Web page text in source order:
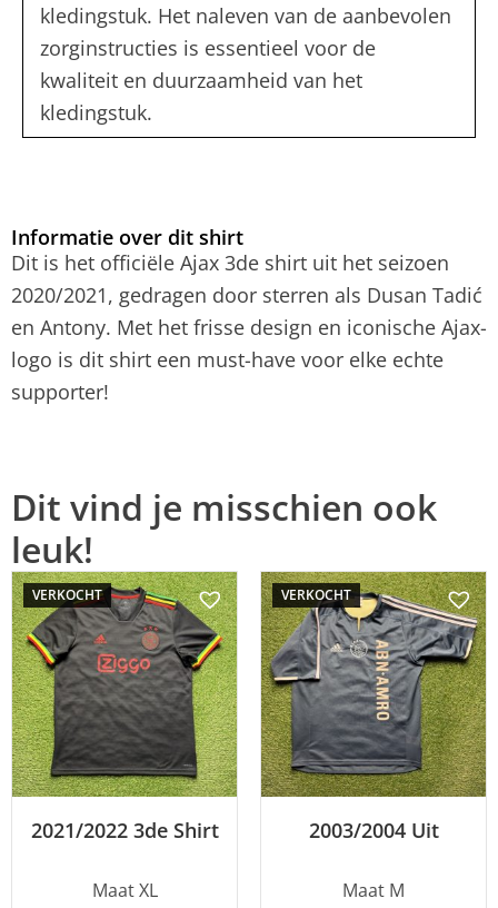
kledingstuk. Het naleven van de aanbevolen
zorginstructies is essentieel voor de
kwaliteit en duurzaamheid van het
kledingstuk.
Informatie over dit shirt
Dit is het officiële Ajax 3de shirt uit het seizoen
2020/2021, gedragen door sterren als Dusan Tadić
en Antony. Met het frisse design en iconische Ajax-
logo is dit shirt een must-have voor elke echte
supporter!
Dit vind je misschien ook
leuk!
VERKOCHT
2021/2022 3de Shirt
Maat XL
VERKOCHT
2003/2004 Uit
Maat M